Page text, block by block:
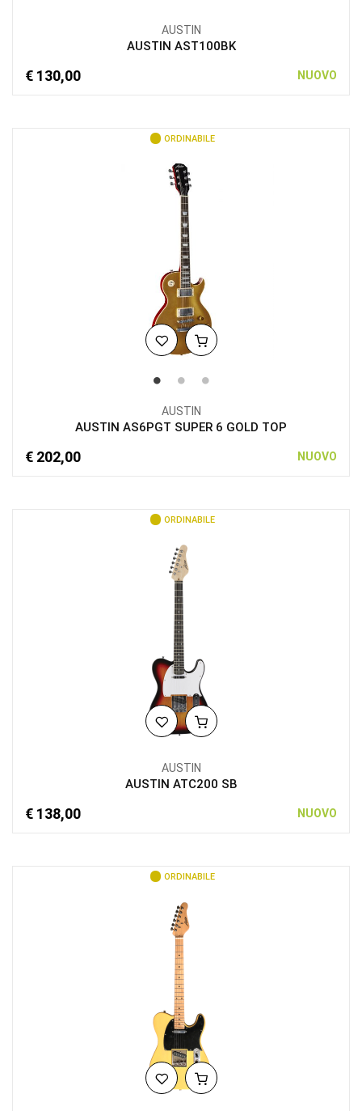
AUSTIN
AUSTIN AST100BK
€ 130,00 NUOVO
ORDINABILE
AUSTIN
AUSTIN AS6PGT SUPER 6 GOLD TOP
€ 202,00 NUOVO
ORDINABILE
AUSTIN
AUSTIN ATC200 SB
€ 138,00 NUOVO
ORDINABILE